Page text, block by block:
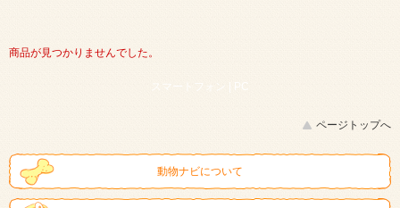
商品が見つかりませんでした。
スマートフォン | PC
ページトップへ
動物ナビについて